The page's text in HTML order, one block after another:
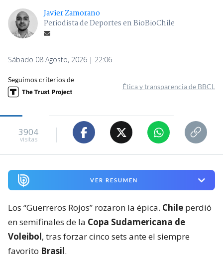
Javier Zamorano
Periodista de Deportes en BioBioChile
Sábado 08 Agosto, 2026 | 22:06
Seguimos criterios de
Ética y transparencia de BBCL
3904
visitas
VER RESUMEN
Los “Guerreros Rojos” rozaron la épica. Chile perdió
en semifinales de la Copa Sudamericana de
Voleibol, tras forzar cinco sets ante el siempre
favorito Brasil.